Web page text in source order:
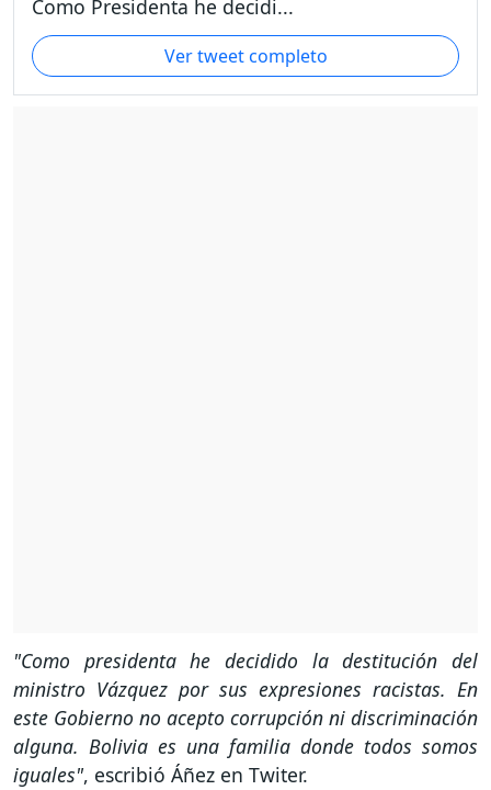
Como Presidenta he decidi...
Ver tweet completo
"Como presidenta he decidido la destitución del
ministro Vázquez por sus expresiones racistas. En
este Gobierno no acepto corrupción ni discriminación
alguna. Bolivia es una familia donde todos somos
iguales", escribió Áñez en Twiter.